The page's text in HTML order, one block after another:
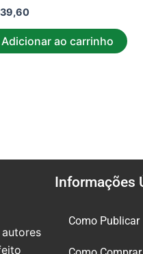
39,60
Adicionar ao carrinho
Informações
Como Publicar